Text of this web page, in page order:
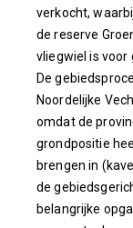
verkocht,
de reserve
vliegwiel is voor
De
Noordelijke
omdat de
grondpositie
brengen in
de
belangrijke